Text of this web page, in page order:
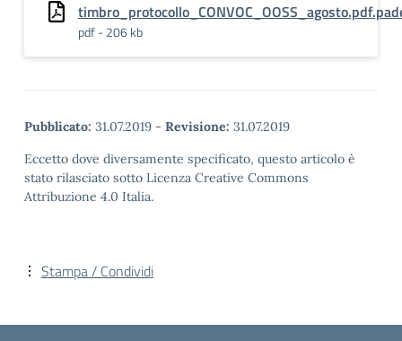
pdf - 206 kb
Pubblicato: 31.07.2019 - Revisione: 31.07.2019
Eccetto dove diversamente specificato, questo articolo è
stato rilasciato sotto Licenza Creative Commons
Attribuzione 4.0 Italia.
Stampa / Condividi